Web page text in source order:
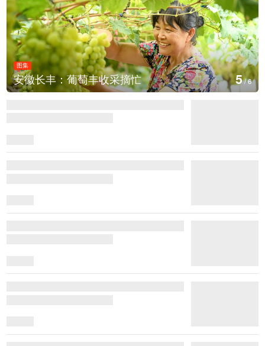
图集
安徽长丰：葡萄丰收采摘忙 5/6